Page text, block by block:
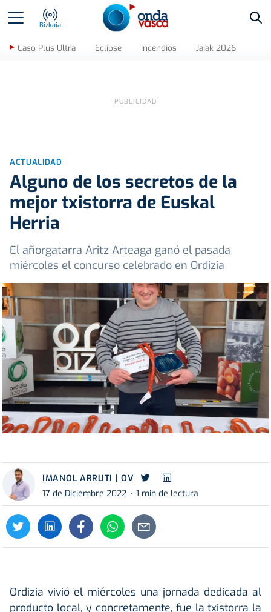
Bizkaia
Caso Plus Ultra Eclipse Incendios Jaiak 2026
ACTUALIDAD
Alguno de los secretos de la
mejor txistorra de Euskal
Herria
El añorgatarra Aritz Arteaga ganó el pasada
miércoles el concurso celebrado en Ordizia
IMANOL ARRUTI | OV
17 de Diciembre 2022
1 min de lectura
Ordizia vivió el miércoles una jornada dedicada al
producto local, y concretamente, fue la txistorra la